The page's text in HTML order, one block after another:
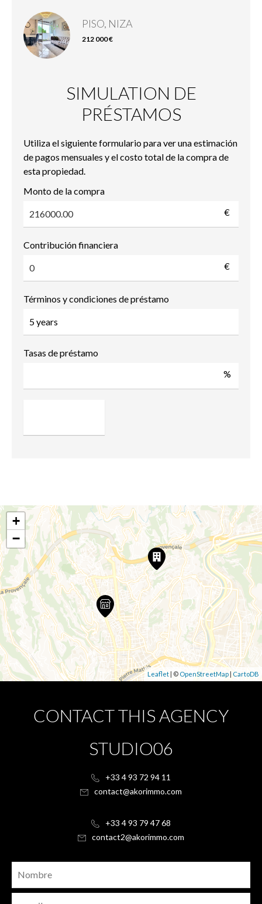
PISO, NIZA
212 000 €
SIMULATION DE
PRÉSTAMOS
Utiliza el siguiente formulario para ver una estimación
de pagos mensuales y el costo total de la compra de
esta propiedad.
Monto de la compra
€
Contribución financiera
€
Términos y condiciones de préstamo
Tasas de préstamo
%
+
−
Leaflet| © OpenStreetMap| CartoDB
CONTACT THIS AGENCY
STUDIO06
+33 4 93 72 94 11
contact@akorimmo.com
+33 4 93 79 47 68
contact2@akorimmo.com